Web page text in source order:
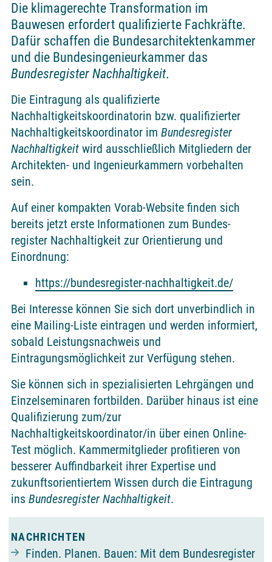
Die klimage­rech­te Trans­for­ma­ti­on im
Bauwesen erfordert qualifizierte Fachkräfte.
Dafür schaf­fen die Bundes­architekten­kammer
und die Bundes­ingenieur­kammer das
Bundes­register Nachhaltigkeit.
Die Eintragung als qualifizierte
Nachhaltigkeitskoordinatorin bzw. qualifizierter
Nachhaltigkeitskoordinator im Bundes­register
Nachhaltigkeit wird ausschließlich Mitgliedern der
Architekten- und Ingenieurkammern vorbehalten
sein.
Auf einer kompakten Vorab-Website finden sich
bereits jetzt erste In­for­ma­tio­nen zum Bundes­
register Nachhaltigkeit zur Orientierung und
Einordnung:
https://bundesregister-nachhaltigkeit.de/
Bei Interesse können Sie sich dort unverbindlich in
eine Mailing-Liste eintragen und werden informiert,
sobald Leistungsnachweis und
Eintragungsmöglichkeit zur Verfügung stehen.
Sie können sich in spezialisierten Lehrgängen und
Einzelseminaren fortbilden. Darüber hinaus ist eine
Qualifizierung zum/zur
Nachhaltigkeitskoordinator/in über einen Online-
Test möglich. Kammermitglieder profitieren von
besserer Auffindbarkeit ihrer Expertise und
zukunfts­orientiertem Wissen durch die Eintragung
ins Bundes­register Nachhaltigkeit.
NACHRICHTEN
Finden. Planen. Bauen: Mit dem Bundesregister